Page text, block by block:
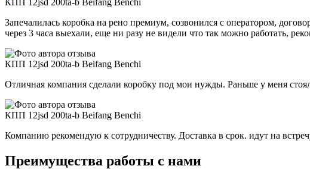
Запечалилась коробка на рено премиум, созвонился с оператором,
через 3 часа выехали, еще ни разу не видели что так можно работать,
КПП 12jsd 200ta-b Beifang Benchi
Отличная компания сделали коробку под мои нужды. Раньше у меня
КПП 12jsd 200ta-b Beifang Benchi
Компанию рекомендую к сотрудничеству. Доставка в срок. идут на
Преимущества работы с нами